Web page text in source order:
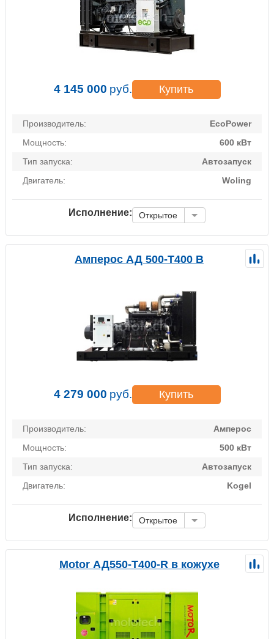
4 145 000 руб. Купить
Производитель:
EcoPower
Мощность:
600 кВт
Тип запуска:
Автозапуск
Двигатель:
Woling
Исполнение: Открытое
Амперос АД 500-Т400 B
4 279 000 руб. Купить
Производитель:
Амперос
Мощность:
500 кВт
Тип запуска:
Автозапуск
Двигатель:
Kogel
Исполнение: Открытое
Motor АД550-Т400-R в кожухе